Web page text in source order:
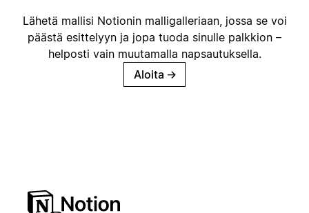
Lähetä mallisi Notionin malligalleriaan, jossa se voi
päästä esittelyyn ja jopa tuoda sinulle palkkion –
helposti vain muutamalla napsautuksella.
Aloita →